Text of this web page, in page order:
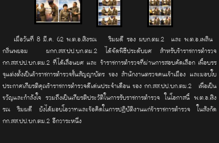
เมื่อวันที่ 8 มี.ค. 62 พ.ต.อ.เชิงรณ ริมผดี รอง ผบก.ตม.2 และ พ.ต.อ.เพลิน
กลิ่นพยอม ผกก.สส.ปป.บก.ตม.2 ได้จัดพิธีประดับยศ สำหรับข้าราชการตำรวจ
กก.สส.ปป.บก.ตม.2 ที่ได้เลื่อนยศ และ ข้าราชการตำรวจที่ผ่านการสอบคัดเลือก เพื่้อบรร
จุแต่งตั้งเป็นข้าราชการตำรวจชั้นสัญญาบัตร ของ สำนักงานตรวจคนเข้าเมือง และมอบใบ
ประกาศเกียรติคุณข้าราชการตำรวจดีเด่นประจำเดือน ของ กก.สส.ปป.บก.ตม.2 เพื่อเป็น
ขวัญและกำลังใจ รวมถึงเป็นเกียรติประวัติในการรับราชการตำรวจ ในโอกาสนี้ พ.ต.อ.เชิง
รณ ริมผดี ยังได้มอบโอวาทและข้อคิดในการปฏิบัติงานแก่ข้าราชการตำรวจ ในสังกัด
กก.สส.ปป.บก.ตม.2 อีกวาระหนึ่ง